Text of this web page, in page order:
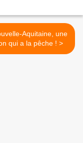
Aquitaine, une
région qui a la pêche ! >